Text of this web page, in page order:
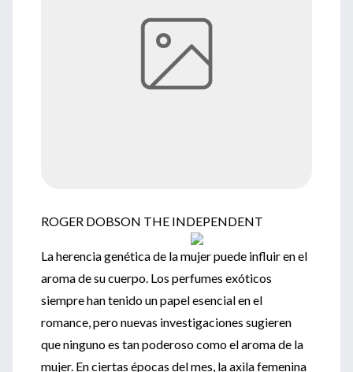
ROGER DOBSON THE INDEPENDENT
La herencia genética de la mujer puede influir en el
aroma de su cuerpo. Los perfumes exóticos
siempre han tenido un papel esencial en el
romance, pero nuevas investigaciones sugieren
que ninguno es tan poderoso como el aroma de la
mujer. En ciertas épocas del mes, la axila femenina